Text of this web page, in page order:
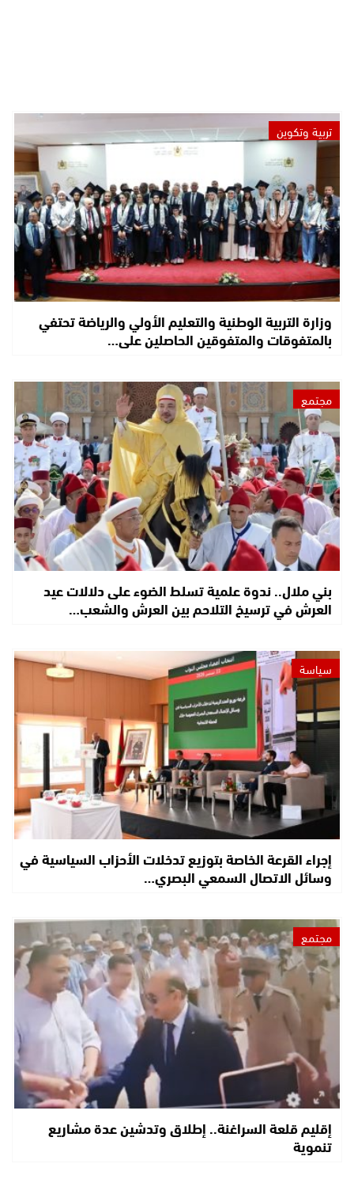
تربية وتكوين
وزارة التربية الوطنية والتعليم الأولي والرياضة تحتفي
بالمتفوقات والمتفوقين الحاصلين على…
مجتمع
بني ملال.. ندوة علمية تسلط الضوء على دلالات عيد
العرش في ترسيخ التلاحم بين العرش والشعب…
سياسة
إجراء القرعة الخاصة بتوزيع تدخلات الأحزاب السياسية في
وسائل الاتصال السمعي البصري…
مجتمع
إقليم قلعة السراغنة.. إطلاق وتدشين عدة مشاريع
تنموية